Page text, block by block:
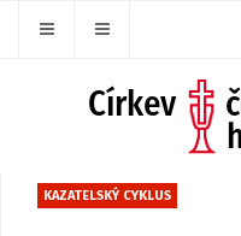
KAZATELSKÝ CYKLUS